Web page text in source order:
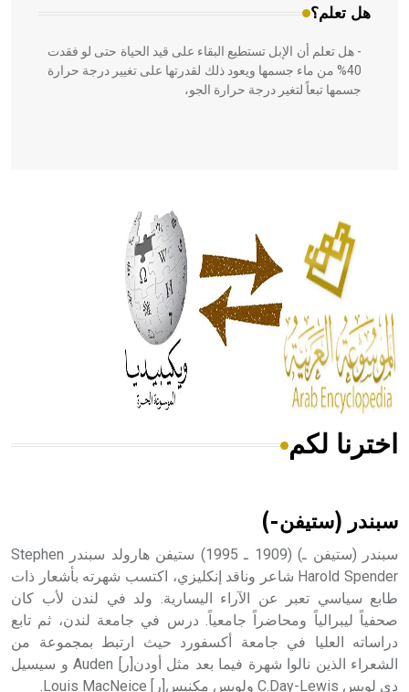
هل تعلم؟
- هل تعلم أن الإبل تستطيع البقاء على قيد الحياة حتى لو فقدت
40% من ماء جسمها ويعود ذلك لقدرتها على تغيير درجة حرارة
جسمها تبعاً لتغير درجة حرارة الجو،
الحكم، الأدلة، تنظيم التغذية، ورسالته في جروح الرأس. ويعود
له الفضل بأنه حرر الطب من الدين والفلسفة.
- هل تعلم أن المرجان إفراز حيواني يتكون في البحر ويتركب
من مادة كربونات الكلسيوم، وهو أحمر أو شديد الحمرة وهو
أجود أنواعه، ويمتاز بكبر الحجم ويسمى الش
هل تعلم أن الأبسيد كلمة فرنسية اللفظ تم اعتمادها مصطلحاً
- هل تعلم أن أبجر Abgar اسم معروف جيداً يعود إلى عدد من
الملوك الذين حكموا مدينة إديسا (الرها) من أبجر الأول وحتى
التاسع، وهم ينتسبون إلى أسرة أوسروين
اخترنا لكم
سبندر (ستيفن-)
سبندر (ستيفن ـ) (1909 ـ 1995) ستيفن هارولد سبندر Stephen
Harold Spender شاعر وناقد إنكليزي، اكتسب شهرته بأشعار ذات
طابع سياسي تعبر عن الآراء اليسارية. ولد في لندن لأب كان
صحفياً ليبرالياً ومحاضراً جامعياً. درس في جامعة لندن، ثم تابع
دراساته العليا في جامعة أكسفورد حيث ارتبط بمجموعة من
الشعراء الذين نالوا شهرة فيما بعد مثل أودن[ر] Auden و سيسيل
دي لويس C.Day-Lewis ولويس مكنيس[ر] Louis MacNeice.